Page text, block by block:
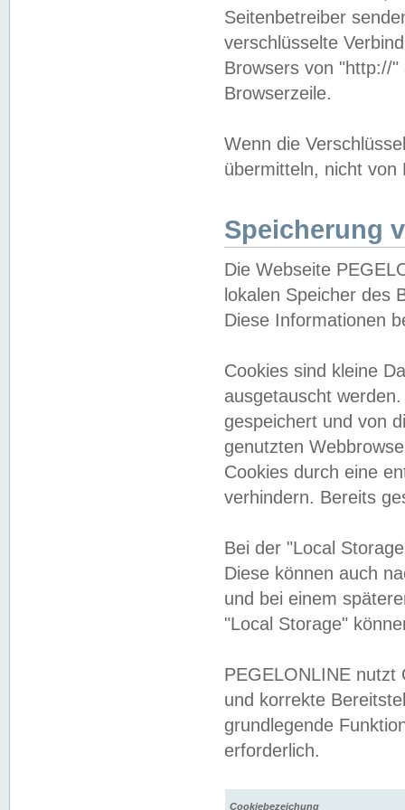
Seitenbetreiber
verschlüsselte
Browsers von "http://
Browserzeile.
Wenn die
übermitteln, nicht von
Speicherung
Die Webseite
lokalen Speicher des
Diese Informationen
Cookies sind kleine
ausgetauscht
gespeichert und von
genutzten
Cookies durch eine
verhindern. Bereits
Bei der "Local
Diese können auch
und bei einem
"Local Storage"
PEGELONLINE nutzt
und korrekte
grundlegende
erforderlich.
Cookiebezeichung